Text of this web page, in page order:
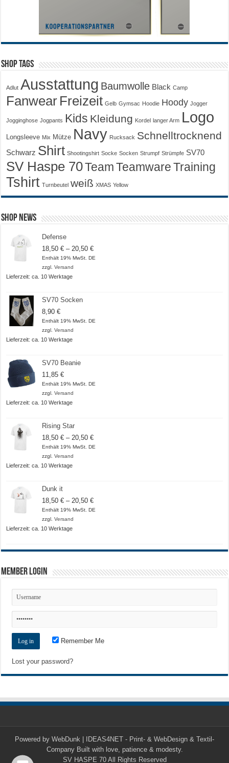
Shop Tags
Adlut Ausstattung Baumwolle Black Camp
Fanwear Freizeit Gelb Gymsac Hoodie Hoody Jogger
Jogginghose Jogpants Kids Kleidung Kordel langer Arm Logo
Longsleeve Mix Mütze Navy Rucksack Schnelltrocknend
Schwarz Shirt Shootingshirt Socke Socken Strumpf Strümpfe SV70
SV Haspe 70Team Teamware Training
Tshirt Turnbeutel weiß XMAS Yellow
Shop News
Defense
18,50€ – 20,50€Preisspanne:
18,50 €
Enthält 19% MwSt. DE
zzgl.Versand
Lieferzeit: ca. 10 Werktage
SV70 Socken
8,90€
Enthält 19% MwSt. DE
zzgl.Versand
Lieferzeit: ca. 10 Werktage
SV70 Beanie
11,85€
Enthält 19% MwSt. DE
zzgl.Versand
Lieferzeit: ca. 10 Werktage
Rising Star
18,50€ – 20,50€Preisspanne:
18,50 €
Enthält 19% MwSt. DE
zzgl.Versand
Lieferzeit: ca. 10 Werktage
Dunk it
18,50€ – 20,50€Preisspanne:
18,50 €
Enthält 19% MwSt. DE
zzgl.Versand
Lieferzeit: ca. 10 Werktage
Member Login
Remember Me
Lost your password?
Powered by WebDunk | IDEAS4NET - Print- & WebDesign & Textil-
CompanyBuilt with love, patience & modesty.
SV HASPE 70All Rights Reserved